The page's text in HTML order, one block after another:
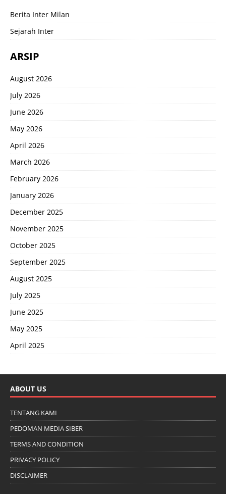
Berita Inter Milan
Sejarah Inter
ARSIP
August 2026
July 2026
June 2026
May 2026
April 2026
March 2026
February 2026
January 2026
December 2025
November 2025
October 2025
September 2025
August 2025
July 2025
June 2025
May 2025
April 2025
ABOUT US
TENTANG KAMI
PEDOMAN MEDIA SIBER
TERMS AND CONDITION
PRIVACY POLICY
DISCLAIMER